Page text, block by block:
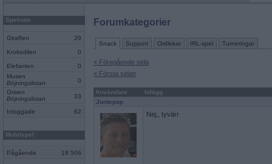
Spelrum
Giraffen 29
Krokodilen 0
Elefanten
0
Musen
Böjningslistan
0
Grisen
Böjningslistan
33
Inloggade 62
Mobilspel
Pågående 18 506
Forumkategorier
Snack Support Ordlekar IRL-spel Turneringar
« Föregående sida
« Första sidan
Användare
Inlägg
Jontepop
Nej,, tyvärr